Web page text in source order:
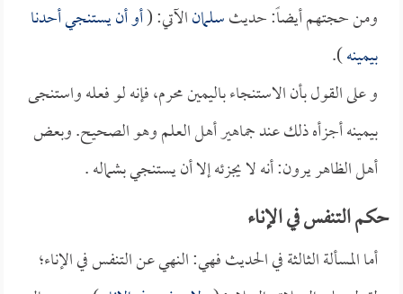
ومن حجتهم أيضاً: حديثسلمانالآتي: (أو أن يستنجي أحدنا
بيمينه).
و على القول بأن الاستنجاء باليمين محرم، فإنه لو فعله واستنجى
بيمينه أجزأه ذلك عند جماهير أهل العلم وهو الصحيح. وبعض
أهل الظاهر يرون: أنه لا يجزئه إلا أن يستنجي بشماله .
حكم التنفس في الإناء
أما المسألة الثالثة في الحديث فهي: النهي عن التنفس في الإناء؛